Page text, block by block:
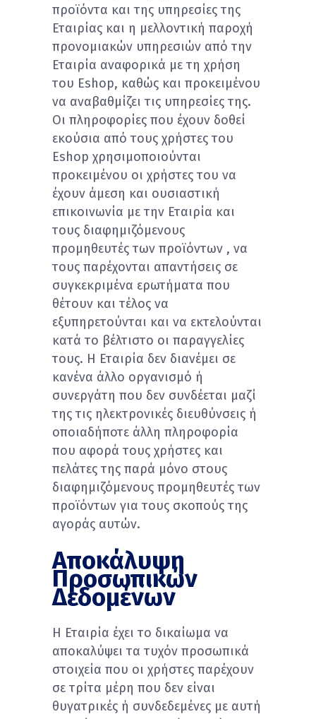
προϊόντα και της υπηρεσίες της
Εταιρίας και η μελλοντική παροχή
προνομιακών υπηρεσιών από την
Εταιρία αναφορικά με τη χρήση
του Eshop, καθώς και προκειμένου
να αναβαθμίζει τις υπηρεσίες της.
Οι πληροφορίες που έχουν δοθεί
εκούσια από τους χρήστες του
Eshop χρησιμοποιούνται
προκειμένου οι χρήστες του να
έχουν άμεση και ουσιαστική
επικοινωνία με την Εταιρία και
τους διαφημιζόμενους
προμηθευτές των προϊόντων , να
τους παρέχονται απαντήσεις σε
συγκεκριμένα ερωτήματα που
θέτουν και τέλος να
εξυπηρετούνται και να εκτελούνται
κατά το βέλτιστο οι παραγγελίες
τους. Η Εταιρία δεν διανέμει σε
κανένα άλλο οργανισμό ή
συνεργάτη που δεν συνδέεται μαζί
της τις ηλεκτρονικές διευθύνσεις ή
οποιαδήποτε άλλη πληροφορία
που αφορά τους χρήστες και
πελάτες της παρά μόνο στους
διαφημιζόμενους προμηθευτές των
προϊόντων για τους σκοπούς της
αγοράς αυτών.
Αποκάλυψη
Προσωπικών
Δεδομένων
Η Εταιρία έχει το δικαίωμα να
αποκαλύψει τα τυχόν προσωπικά
στοιχεία που οι χρήστες παρέχουν
σε τρίτα μέρη που δεν είναι
θυγατρικές ή συνδεδεμένες με αυτή